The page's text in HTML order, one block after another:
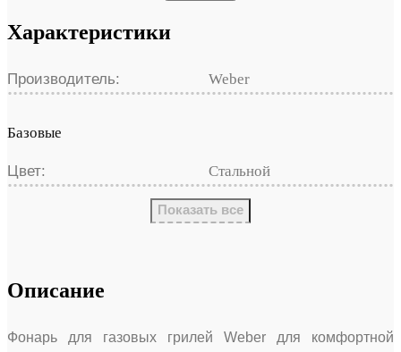
Характеристики
Производитель: Weber
Базовые
Цвет: Стальной
Показать все
Описание
Фонарь для газовых грилей Weber для комфортной